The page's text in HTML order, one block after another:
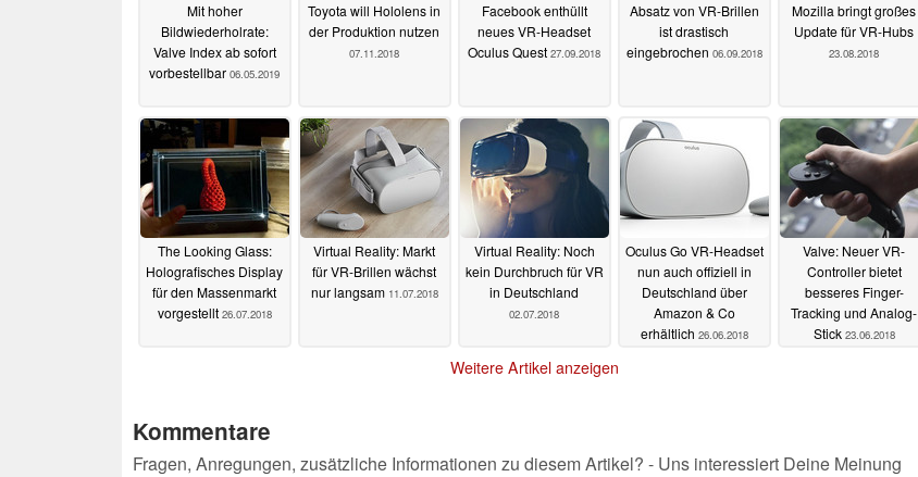
Mit hoher
Bildwiederholrate:
Valve Index ab sofort
vorbestellbar 06.05.2019
Toyota will Hololens in
der Produktion nutzen
07.11.2018
Facebook enthüllt
neues VR-Headset
Oculus Quest 27.09.2018
Absatz von VR-Brillen
ist drastisch
eingebrochen 06.09.2018
Mozilla bringt großes
Update für VR-Hubs
23.08.2018
The Looking Glass:
Holografisches Display
für den Massenmarkt
vorgestellt 26.07.2018
Virtual Reality: Markt
für VR-Brillen wächst
nur langsam 11.07.2018
Virtual Reality: Noch
kein Durchbruch für VR
in Deutschland
02.07.2018
Oculus Go VR-Headset
nun auch offiziell in
Deutschland über
Amazon & Co
erhältlich 26.06.2018
Valve: Neuer VR-
Controller bietet
besseres Finger-
Tracking und Analog-
Stick 23.06.2018
Weitere Artikel anzeigen
Kommentare
Fragen, Anregungen, zusätzliche Informationen zu diesem Artikel? - Uns interessiert Deine Meinung